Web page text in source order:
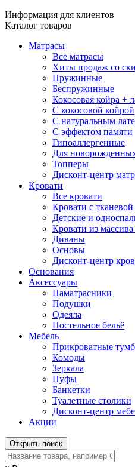
Информация для клиентов
Каталог товаров
Матрасы
Все матрасы
Хиты продаж со
Пружинные
Беспружинные
Кокосовая койра +
С кокосовой койрой
С натуральным
С эффектом памяти
Гипоаллергенные
Для
Топперы
Дисконт-центр
Кровати
Все кровати
Кровати с
Детские и
Кровати из массива
Диваны
Основы
Дисконт-центр
Основания
Аксессуары
Наматрасники
Подушки
Одеяла
Постельное бельё
Мебель
Прикроватные
Комоды
Зеркала
Пуфы
Банкетки
Туалетные столики
Дисконт-центр
Акции
Открыть поиск